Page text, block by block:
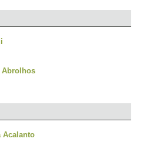
Abrolhos
Acalanto